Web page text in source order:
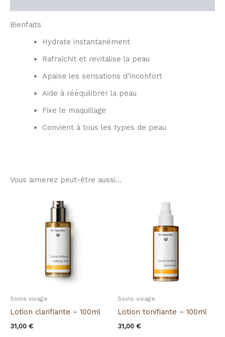
Bienfaits
Hydrate instantanément
Rafraîchit et revitalise la peau
Apaise les sensations d’inconfort
Aide à rééquilibrer la peau
Fixe le maquillage
Convient à tous les types de peau
Vous aimerez peut-être aussi…
Soins visage
Lotion clarifiante – 100ml
31,00 €
Soins visage
Lotion tonifiante – 100ml
31,00 €